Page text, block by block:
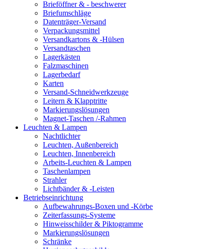
Brieföffner & - beschwerer
Briefumschläge
Datenträger-Versand
Verpackungsmittel
Versandkartons & -Hülsen
Versandtaschen
Lagerkästen
Falzmaschinen
Lagerbedarf
Karten
Versand-Schneidwerkzeuge
Leitern & Klapptritte
Markierungslösungen
Magnet-Taschen /-Rahmen
Leuchten & Lampen
Nachtlichter
Leuchten, Außenbereich
Leuchten, Innenbereich
Arbeits-Leuchten & Lampen
Taschenlampen
Strahler
Lichtbänder & -Leisten
Betriebseinrichtung
Aufbewahrungs-Boxen und -Körbe
Zeiterfassungs-Systeme
Hinweisschilder & Piktogramme
Markierungslösungen
Schränke